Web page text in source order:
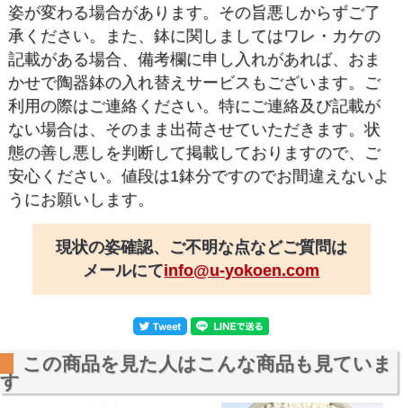
姿が変わる場合があります。その旨悪しからずご了
承ください。また、鉢に関しましてはワレ・カケの
記載がある場合、備考欄に申し入れがあれば、おま
かせで陶器鉢の入れ替えサービスもございます。ご
利用の際はご連絡ください。特にご連絡及び記載が
ない場合は、そのまま出荷させていただきます。状
態の善し悪しを判断して掲載しておりますので、ご
安心ください。値段は1鉢分ですのでお間違えないよ
うにお願いします。
現状の姿確認、ご不明な点などご質問は
メールにてinfo@u-yokoen.com
この商品を見た人はこんな商品も見ていま
す